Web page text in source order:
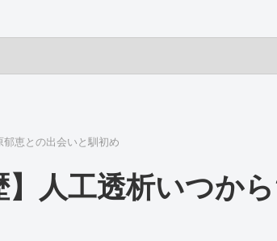
郁恵との出会いと馴初め
】人工透析いつか